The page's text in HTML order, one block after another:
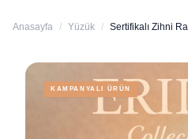
Anasayfa / Yüzük / Sertifikalı Zihni
KAMPANYALI ÜRÜN